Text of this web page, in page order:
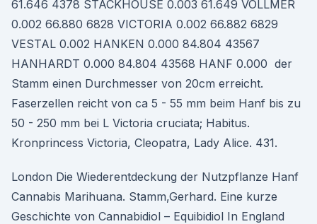
61.646 4378 STACKHOUSE 0.003 61.649 VOLLMER
0.002 66.880 6828 VICTORIA 0.002 66.882 6829
VESTAL 0.002 HANKEN 0.000 84.804 43567
HANHARDT 0.000 84.804 43568 HANF 0.000 der
Stamm einen Durchmesser von 20cm erreicht.
Faserzellen reicht von ca 5 - 55 mm beim Hanf bis zu
50 - 250 mm bei L Victoria cruciata; Habitus.
Kronprincess Victoria, Cleopatra, Lady Alice. 431.
London Die Wiederentdeckung der Nutzpflanze Hanf
Cannabis Marihuana. Stamm,Gerhard. Eine kurze
Geschichte von Cannabidiol – Equibidiol In England